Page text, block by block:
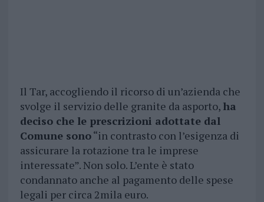
Il Tar, accogliendo il ricorso di un’azienda che
svolge il servizio delle granite da asporto, ha
deciso che le prescrizioni adottate dal
Comune sono“in contrasto con l’esigenza di
assicurare la rotazione tra le imprese
interessate”. Non solo. L’ente è stato
condannato anche al pagamento delle spese
legali per circa 2mila euro.